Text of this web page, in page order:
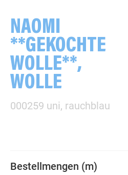
NAOMI
**GEKOCHTE
WOLLE**,
WOLLE
000259 uni, rauchblau
Bestellmengen (m)